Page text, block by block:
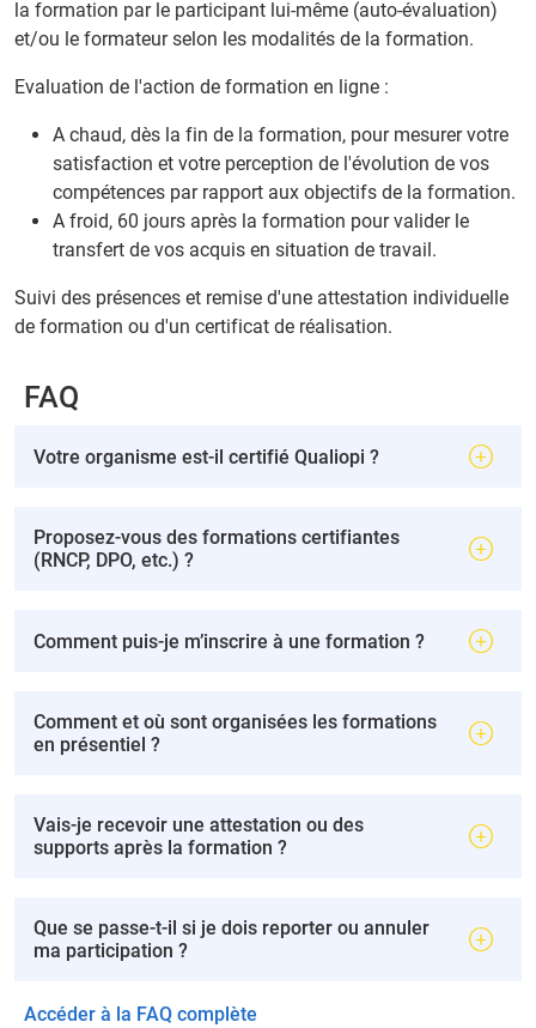
la formation par le participant lui-même (auto-évaluation)
et/ou le formateur selon les modalités de la formation.
Evaluation de l'action de formation en ligne :
A chaud, dès la fin de la formation, pour mesurer votre
satisfaction et votre perception de l'évolution de vos
compétences par rapport aux objectifs de la formation.
A froid, 60 jours après la formation pour valider le
transfert de vos acquis en situation de travail.
Suivi des présences et remise d'une attestation individuelle
de formation ou d'un certificat de réalisation.
FAQ
Votre organisme est-il certifié Qualiopi ?
Proposez-vous des formations certifiantes
(RNCP, DPO, etc.) ?
Comment puis-je m’inscrire à une formation ?
Comment et où sont organisées les formations
en présentiel ?
Vais-je recevoir une attestation ou des
supports après la formation ?
Que se passe-t-il si je dois reporter ou annuler
ma participation ?
Accéder à la FAQ complète